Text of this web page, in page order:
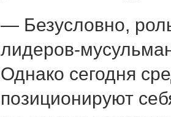
— Безусловно,
лидеров-
Однако сегодня
позиционируют